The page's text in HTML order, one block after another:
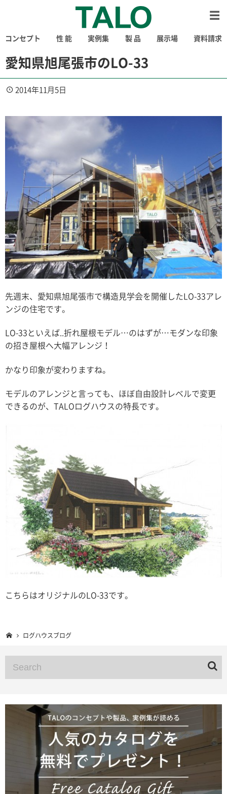
コンセプト 性 能 実例集 製 品 展示場 資料請求
愛知県旭尾張市のLO-33
2014年11月5日
先週末、愛知県旭尾張市で構造見学会を開催したLO-33アレ
ンジの住宅です。
LO-33といえば..折れ屋根モデル…のはずが…モダンな印象
の招き屋根へ大幅アレンジ！
かなり印象が変わりますね。
モデルのアレンジと言っても、ほぼ自由設計レベルで変更
できるのが、TALOログハウスの特長です。
こちらはオリジナルのLO-33です。
ログハウスブログ